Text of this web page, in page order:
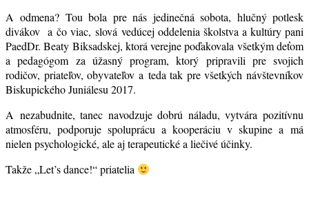
A odmena? Tou bola pre nás jedinečná sobota, hlučný potlesk
divákov a čo viac, slová vedúcej oddelenia školstva a kultúry pani
PaedDr. Beaty Biksadskej, ktorá verejne poďakovala všetkým deťom
a pedagógom za úžasný program, ktorý pripravili pre svojich
rodičov, priateľov, obyvateľov a teda tak pre všetkých návštevníkov
Biskupického Juniálesu 2017.
A nezabudnite, tanec navodzuje dobrú náladu, vytvára pozitívnu
atmosféru, podporuje spoluprácu a kooperáciu v skupine a má
nielen psychologické, ale aj terapeutické a liečivé účinky.
Takže „Let’s dance!“ priatelia